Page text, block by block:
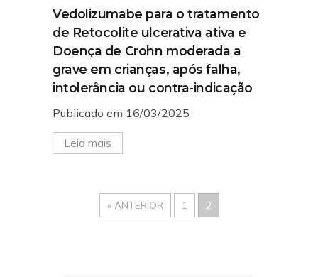
Vedolizumabe para o tratamento
de Retocolite ulcerativa ativa e
Doença de Crohn moderada a
grave em crianças, após falha,
intolerância ou contra-indicação
Publicado em 16/03/2025
Leia mais
« ANTERIOR 1 2